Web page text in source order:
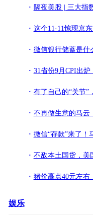
隔夜美股 | 三大指数全线涨逾1%纳指创新高 特
这个11·11惊现京东“
微信银行储蓄是什么意思有
31省份9月CPI出炉：9地涨幅
有了自己的“关节”，
不再做生意的马云
微信“存款”来了！马化腾联手
不敌本土国货，美国品
猪价高点40元左右，不排除更高的
娱乐